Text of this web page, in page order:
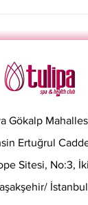
Gökalp
Ertuğrul
Sitesi, No:3,
İstanbul